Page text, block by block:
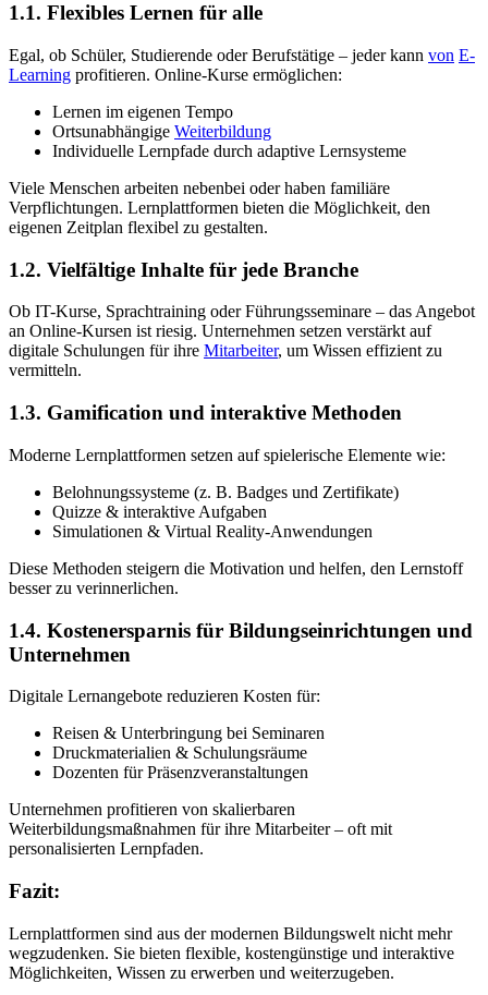
1.1. Flexibles Lernen für alle
Egal, ob Schüler, Studierende oder Berufstätige – jeder kann von E-
Learning profitieren. Online-Kurse ermöglichen:
Lernen im eigenen Tempo
Ortsunabhängige Weiterbildung
Individuelle Lernpfade durch adaptive Lernsysteme
Viele Menschen arbeiten nebenbei oder haben familiäre
Verpflichtungen. Lernplattformen bieten die Möglichkeit, den
eigenen Zeitplan flexibel zu gestalten.
1.2. Vielfältige Inhalte für jede Branche
Ob IT-Kurse, Sprachtraining oder Führungsseminare – das Angebot
an Online-Kursen ist riesig. Unternehmen setzen verstärkt auf
digitale Schulungen für ihre Mitarbeiter, um Wissen effizient zu
vermitteln.
1.3. Gamification und interaktive Methoden
Moderne Lernplattformen setzen auf spielerische Elemente wie:
Belohnungssysteme (z. B. Badges und Zertifikate)
Quizze & interaktive Aufgaben
Simulationen & Virtual Reality-Anwendungen
Diese Methoden steigern die Motivation und helfen, den Lernstoff
besser zu verinnerlichen.
1.4. Kostenersparnis für Bildungseinrichtungen und
Unternehmen
Digitale Lernangebote reduzieren Kosten für:
Reisen & Unterbringung bei Seminaren
Druckmaterialien & Schulungsräume
Dozenten für Präsenzveranstaltungen
Unternehmen profitieren von skalierbaren
Weiterbildungsmaßnahmen für ihre Mitarbeiter – oft mit
personalisierten Lernpfaden.
Fazit:
Lernplattformen sind aus der modernen Bildungswelt nicht mehr
wegzudenken. Sie bieten flexible, kostengünstige und interaktive
Möglichkeiten, Wissen zu erwerben und weiterzugeben.